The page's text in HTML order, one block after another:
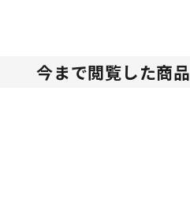
今まで閲覧した商品